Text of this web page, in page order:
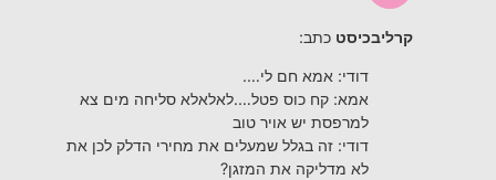
קרליבכיסט כתב:
דודי: אמא חם לי….
אמא: קח כוס פטל….לאלאלא סליחה מים צא
למרפסת יש אויר טוב
דודי: זה בגלל שמעלים את מחירי הדלק לכן את
לא מדליקה את המזגן?